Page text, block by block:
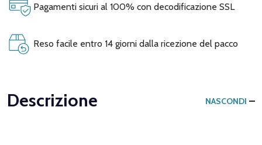
Pagamenti sicuri al 100% con decodificazione SSL
Reso facile entro 14 giorni dalla ricezione del pacco
Descrizione NASCONDI